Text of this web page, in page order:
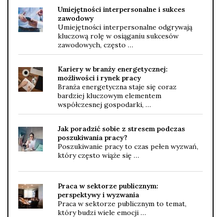
Umiejętności interpersonalne i sukces
zawodowy
Umiejętności interpersonalne odgrywają
kluczową rolę w osiąganiu sukcesów
zawodowych, często …
Kariery w branży energetycznej:
możliwości i rynek pracy
Branża energetyczna staje się coraz
bardziej kluczowym elementem
współczesnej gospodarki, …
Jak poradzić sobie z stresem podczas
poszukiwania pracy?
Poszukiwanie pracy to czas pełen wyzwań,
który często wiąże się …
Praca w sektorze publicznym:
perspektywy i wyzwania
Praca w sektorze publicznym to temat,
który budzi wiele emocji …